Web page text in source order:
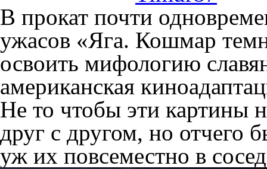
В прокат почти
ужасов «Яга. Кошмар
освоить мифологию
американская
Не то чтобы эти картины
друг с другом, но отчего
уж их повсеместно в